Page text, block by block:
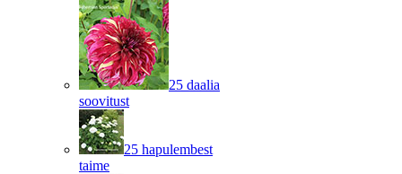
25 daalia
soovitust
25 hapulembest
taime